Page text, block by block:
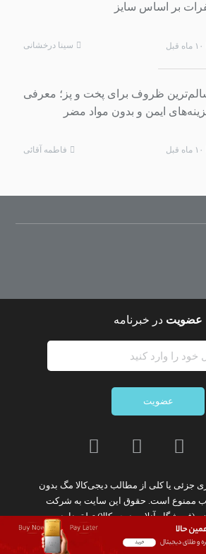
بر اساس سایز
۱۰ ماه قبل سینا درخشانی
ظروف برای پخت و پز؛ معرفی
ایمن و بدون مواد مضر
۱۰ ماه قبل فاطمه آقائی
عضویت در خبرنامه
عضویت
جزئی یا کلی از مطالب دیجی‌کالا مگ بدون
ممنوع است. حقوق این سایت به شرکت
(فروشگاه آنلاین دیجی‌کالا)تعلق دارد.